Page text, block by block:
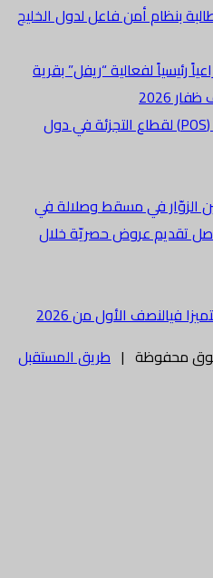
بنظام أمن فاعل لدول الخليج
رئيسياً لفعالية “ريفل” بقرية
2026
زوهو تطلق حل نقاط البيع (POS) لقطاع التجزئة في دول
الزوّار في مسقط وصلالة في
تقديم عروض حصريّة خلال
فيالنصف الأول من 2026
طريق المستقبل